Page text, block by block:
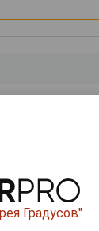
Градусов"